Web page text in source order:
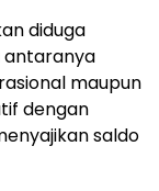
diduga
antaranya
maupun
dengan
saldo